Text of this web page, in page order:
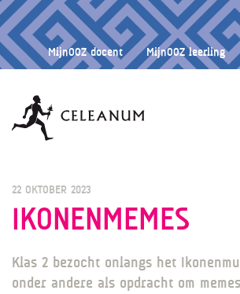
MijnOOZ docent MijnOOZ leerling
22 OKTOBER 2023
IKONENMEMES
Klas 2 bezocht onlangs het
onder andere als opdracht om